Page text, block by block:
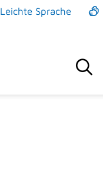
Leichte Sprache